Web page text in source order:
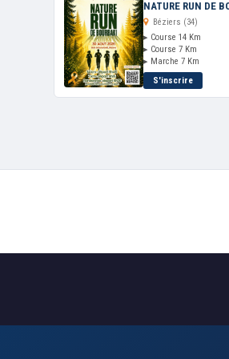
NATURE RUN DE
Béziers (34)
▸ Course 14 Km
▸ Course 7 Km
▸ Marche 7 Km
S'inscrire